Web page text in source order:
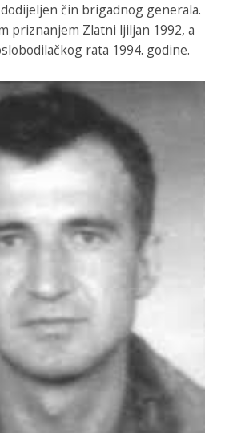
čin brigadnog generala.
priznanjem Zlatni ljiljan 1992, a
rata 1994. godine.